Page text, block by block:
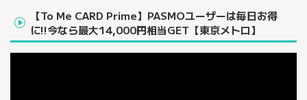
【To Me CARD Prime】PASMOユーザーは毎日お得
に!!今なら最大14,000円相当GET【東京メトロ】